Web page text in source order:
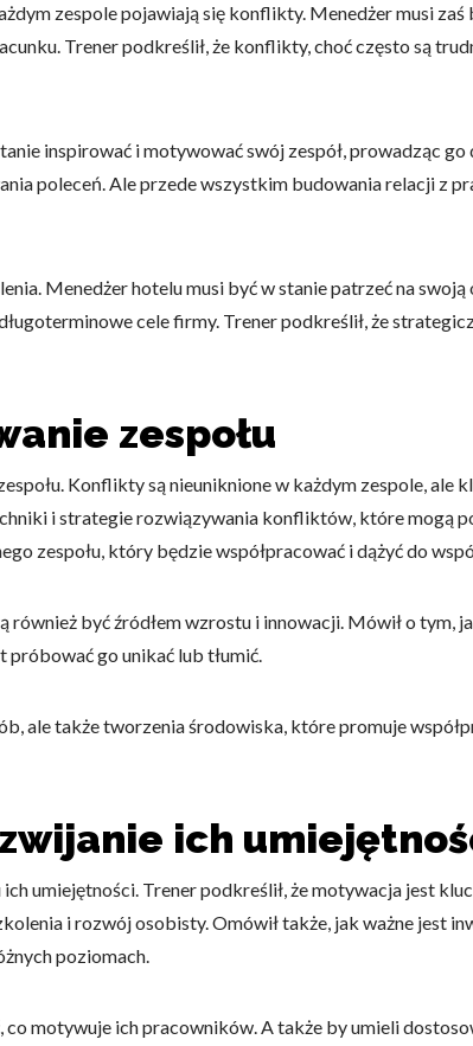
zespole pojawiają się konflikty. Menedżer musi zaś
Trener podkreślił, że konflikty, choć często są
inspirować i motywować swój zespół, prowadząc
poleceń. Ale przede wszystkim budowania relacji z
Menedżer hotelu musi być w stanie patrzeć na swoją
cele firmy. Trener podkreślił, że
zespołu
Konflikty są nieuniknione w każdym zespole, ale
i strategie rozwiązywania konfliktów, które mogą
zespołu, który będzie współpracować i dążyć do
być źródłem wzrostu i innowacji. Mówił o tym,
go unikać lub tłumić.
ale także tworzenia środowiska, które promuje
ich
umiejętności. Trener podkreślił, że motywacja jest
i rozwój osobisty. Omówił także, jak ważne jest
poziomach.
motywuje ich pracowników. A także by umieli
udostępniamy partnerom społecznościowym, reklamowym i
otrzymanymi od Ciebie lub uzyskanymi podczas
informacji, które zmieniają wygląd lub funkcjonowanie
zrozumieć, w jaki sposób różni użytkownicy zachowują